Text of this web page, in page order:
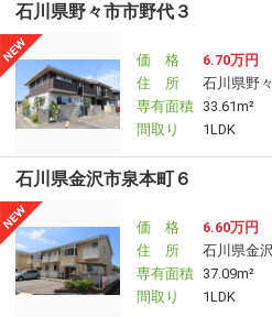
石川県野々市市野代３
価 格
6.70万円
住 所
石川県野
専有面積 33.61m²
間取り
1LDK
石川県金沢市泉本町６
価 格
6.60万円
住 所
石川県金
専有面積 37.09m²
間取り
1LDK